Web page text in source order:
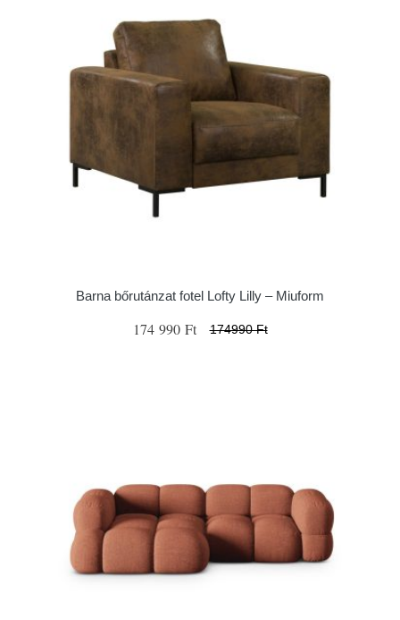
Barna bőrutánzat fotel Lofty Lilly – Miuform
174 990 Ft 174990 Ft